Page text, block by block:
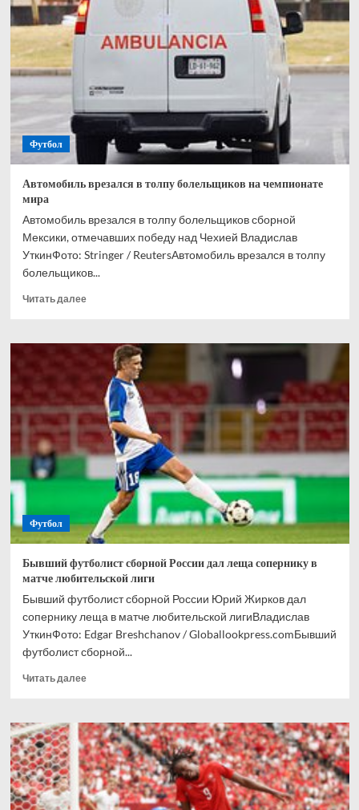
отменить
ЛГБТ-
акцию
перед
команды
на
ЧМ-2026
Футбол
Автомобиль врезался в толпу болельщиков на чемпионате
мира
Автомобиль врезался в толпу болельщиков сборной
Мексики, отмечавших победу над Чехией Владислав
УткинФото: Stringer / ReutersАвтомобиль врезался в толпу
болельщиков...
Читать далееПрочитать
Автомобиль
врезался
толпу
болельщиков
на
чемпионате
мира
Футбол
Бывший футболист сборной России дал леща сопернику в
матче любительской лиги
Бывший футболист сборной России Юрий Жирков дал
сопернику леща в матче любительской лигиВладислав
УткинФото: Edgar Breshchanov / Globallookpress.comБывший
футболист сборной...
Читать далееПрочитать
Бывший
футболист
сборной
России
дал
леща